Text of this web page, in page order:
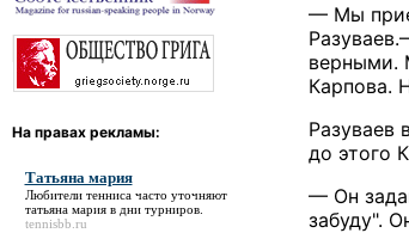
На правах рекламы:
Татьяна мария
Любители тенниса часто уточняют
татьяна марияв дни турниров.
tennisbb.ru
— Мы
верными.
Карпова.
Разуваев
до этого
— Он
забуду".